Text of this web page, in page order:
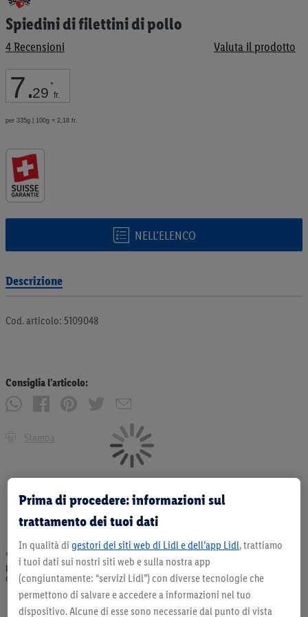
Spiedini di filettini di pollo
4Recensioni Valuta il prodotto
7.29 *
fr.
per 335g | 100g = 2,18 fr.
NELL’ELENCO
all'inizio
della
galleria
di
Descrizione
Cod. articolo: 5109048
Consiglia l’articolo:
Stampa
* Offerta valida fino ad esaurimento scorte. Tutti i prezzi senza decorazioni. I
prodotti qui reclamizzati, soprattutto quelli non-food, non fanno sempre parte
dell’assortimento. Ill. dimostrativa.
Prima di procedere: informazioni sul
trattamento dei tuoi dati
In qualità di gestori dei siti web di Lidl e dell’app Lidl, trattiamo
i tuoi dati sui nostri siti web e sulla nostra app
(congiuntamente: “servizi Lidl”) con diverse tecnologie che
permettono di salvare e accedere a informazioni nel tuo
dispositivo. Alcune di esse sono necessarie dal punto di vista